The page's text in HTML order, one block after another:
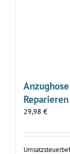
Reparieren
29,98 €